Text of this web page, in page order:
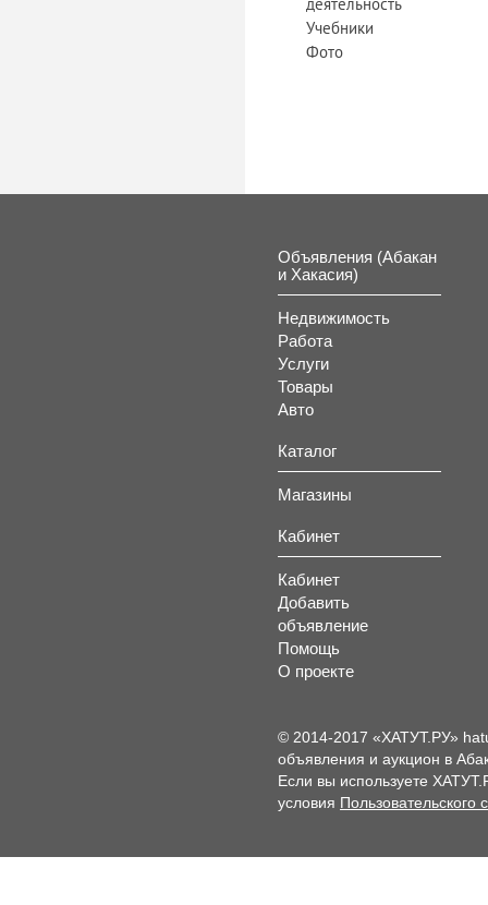
Учебники
Фото
Объявления (Абакан
и Хакасия)
Недвижимость
Работа
Услуги
Товары
Авто
Каталог
Магазины
Кабинет
Кабинет
Добавить
объявление
Помощь
О проекте
© 2014-2017 «ХАТУТ.РУ»
объявления и аукцион в
Если вы используете
условия Пользовательского